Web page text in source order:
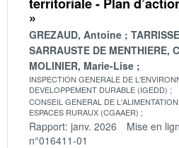
»
GREZAUD, Antoine
SARRAUSTE DE MENTHIERE,
MOLINIER, Marie-Lise
INSPECTION GENERALE DE
DEVELOPPEMENT DURABLE (IGEDD)
CONSEIL GENERAL DE
ESPACES RURAUX (CGAAER)
Rapport: janv. 2026 Mise en
n°016411-01